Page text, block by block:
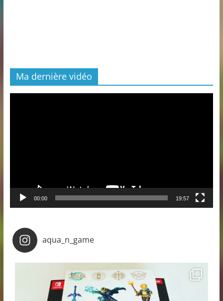
Ma dernière vidéo
00:00 19:57
aqua_n_game